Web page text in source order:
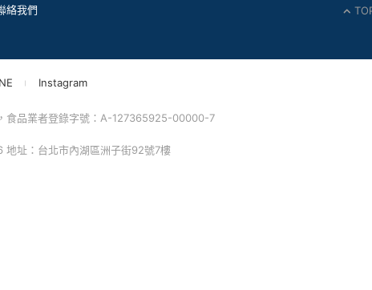
絡我們
Instagram
品業者登錄字號：A-127365925-00000-7
址：台北市內湖區洲子街92號7樓